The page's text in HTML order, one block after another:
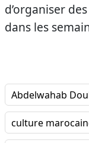
d’organiser
dans les
Abdelwahab
culture